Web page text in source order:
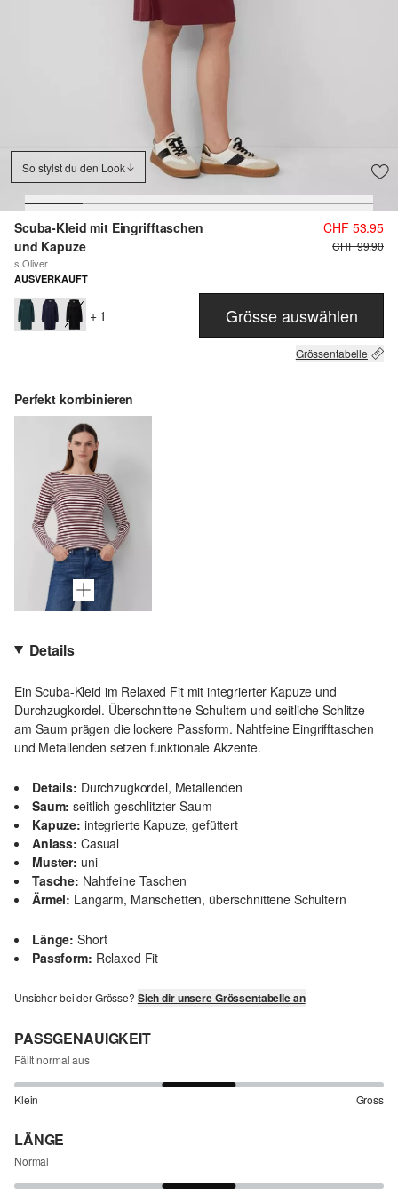
So stylst du den Look
Scuba-Kleid mit Eingrifftaschen
und Kapuze
s.Oliver
CHF 53.95
CHF 99.90
AUSVERKAUFT
+ 1 Grösse auswählen
Grössentabelle
Perfekt kombinieren
Details
Ein Scuba-Kleid im Relaxed Fit mit integrierter Kapuze und
Durchzugkordel. Überschnittene Schultern und seitliche Schlitze
am Saum prägen die lockere Passform. Nahtfeine Eingrifftaschen
und Metallenden setzen funktionale Akzente.
Details: Durchzugkordel, Metallenden
Saum: seitlich geschlitzter Saum
Kapuze: integrierte Kapuze, gefüttert
Anlass: Casual
Muster: uni
Tasche: Nahtfeine Taschen
Ärmel: Langarm, Manschetten, überschnittene Schultern
Länge: Short
Passform: Relaxed Fit
Unsicher bei der Grösse? Sieh dir unsere Grössentabelle an
PASSGENAUIGKEIT
Fällt normal aus
Klein Gross
LÄNGE
Normal